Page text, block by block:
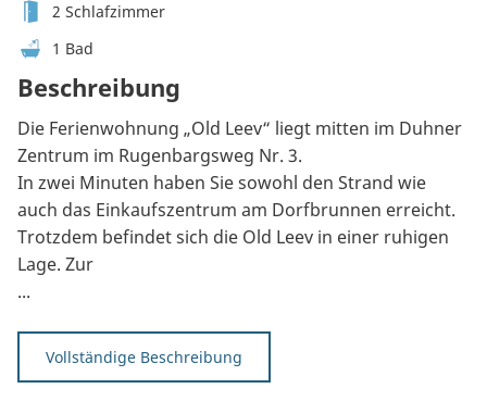
2 Schlafzimmer
1 Bad
Beschreibung
Die Ferienwohnung „Old Leev“ liegt mitten im Duhner
Zentrum im Rugenbargsweg Nr. 3.
In zwei Minuten haben Sie sowohl den Strand wie
auch das Einkaufszentrum am Dorfbrunnen erreicht.
Trotzdem befindet sich die Old Leev in einer ruhigen
Lage. Zur
...
Vollständige Beschreibung